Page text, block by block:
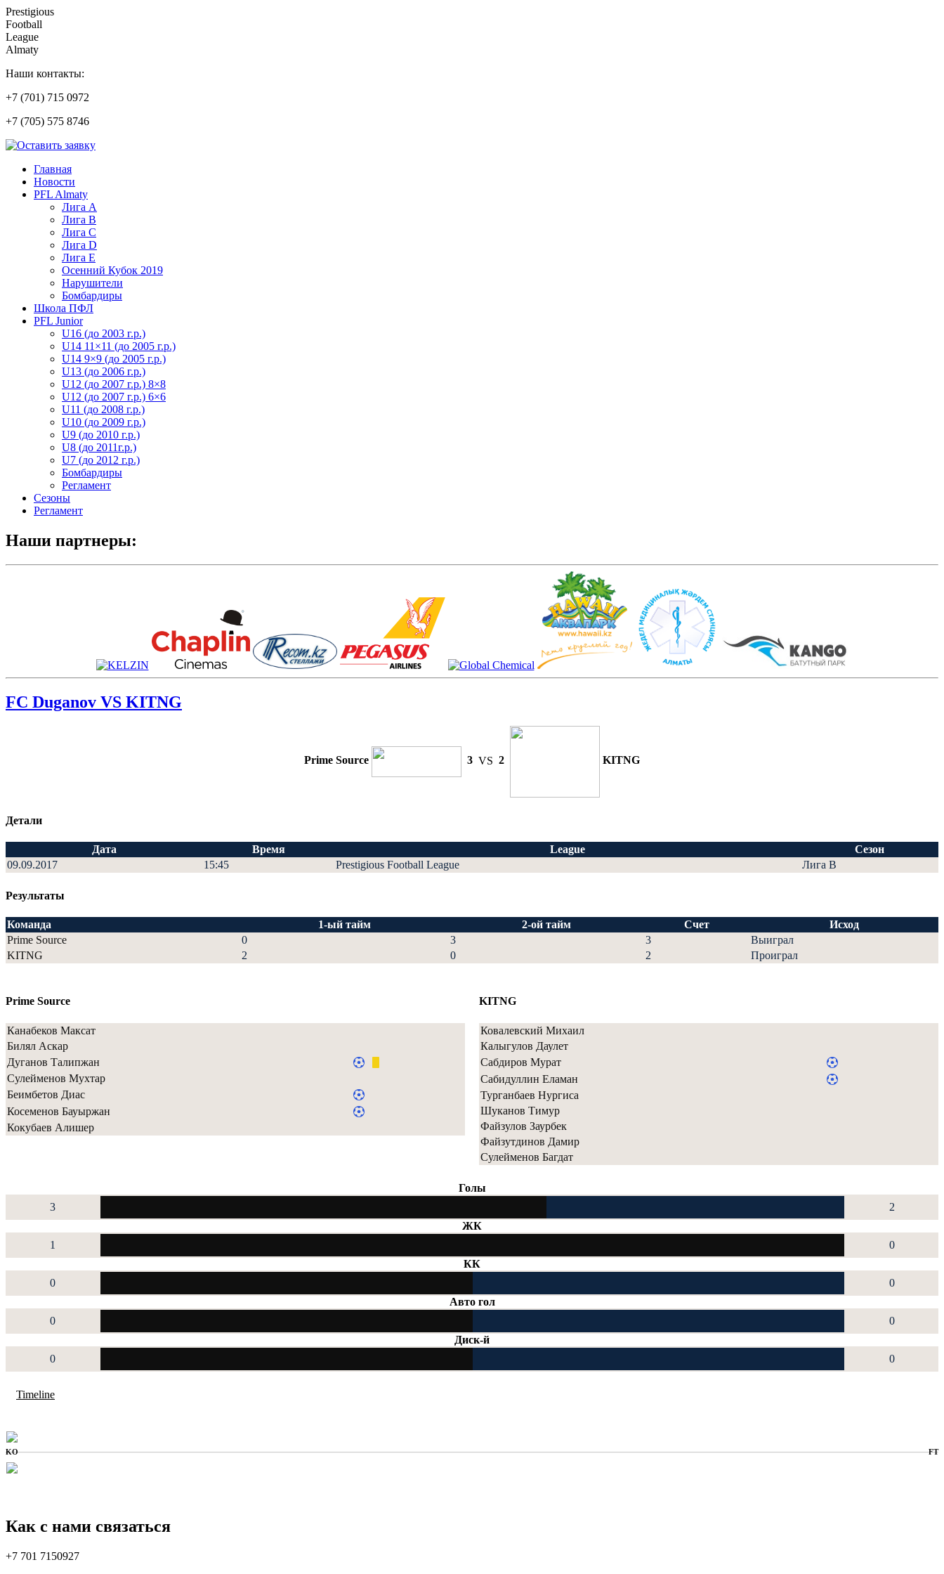
Prestigious
Football
League
Almaty
Наши контакты:
+7 (701) 715 0972
+7 (705) 575 8746
Главная
Новости
PFL Almaty
Лига A
Лига В
Лига С
Лига D
Лига Е
Осенний Кубок 2019
Нарушители
Бомбардиры
Школа ПФЛ
PFL Junior
U16 (до 2003 г.р.)
U14 11×11 (до 2005 г.р.)
U14 9×9 (до 2005 г.р.)
U13 (до 2006 г.р.)
U12 (до 2007 г.р.) 8×8
U12 (до 2007 г.р.) 6×6
U11 (до 2008 г.р.)
U10 (до 2009 г.р.)
U9 (до 2010 г.р.)
U8 (до 2011г.р.)
U7 (до 2012 г.р.)
Бомбардиры
Регламент
Сезоны
Регламент
Наши партнеры:
FC Duganov VS KITNG
Prime Source 3 VS 2 KITNG
Детали
Дата Время League
Сезон
09.09.2017
15:45 Prestigious Football League Лига В
Результаты
Команда 1-ый тайм 2-ой тайм Счет
Исход
Prime Source
0 3 3
Выиграл
KITNG
2 0 2 Проиграл
Prime Source
Канабеков Максат
Билял Аскар
Дуганов Талипжан
Сулейменов Мухтар
Беимбетов Диас
Косеменов Бауыржан
Кокубаев Алишер
KITNG
Ковалевский Михаил
Калыгулов Даулет
Сабдиров Мурат
Сабидуллин Еламан
Турганбаев Нургиса
Шуканов Тимур
Файзулов Заурбек
Файзутдинов Дамир
Сулейменов Багдат
Голы
3
2
ЖК
1
0
КК
0
0
Авто гол
0
0
Диск-й
0
0
Timeline
KO FT
Как с нами связаться
+7 701 7150927